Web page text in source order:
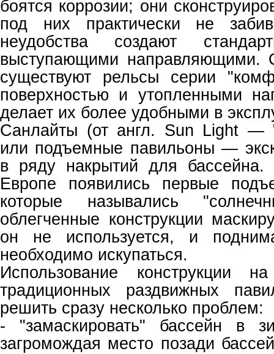
боятся коррозии; они
под них практически не
неудобства создают
выступающими направляющими.
существуют рельсы серии
поверхностью и утопленными
делает их более удобными в
Санлайты (от англ. Sun Light —
или подъемные павильоны —
в ряду накрытий для
Европе появились первые
которые назывались
облегченные конструкции
он не используется, и
необходимо искупаться.
Использование конструкции
традиционных раздвижных
решить сразу несколько проблем:
- "замаскировать" бассейн в
загромождая место позади